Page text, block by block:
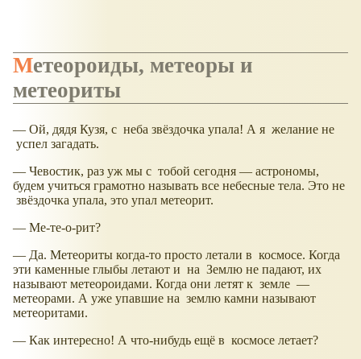
Метеороиды, метеоры и
метеориты
— Ой, дядя Кузя, с неба звёздочка упала! А я желание не
успел загадать.
— Чевостик, раз уж мы с тобой сегодня — астрономы,
будем учиться грамотно называть все небесные тела. Это не
звёздочка упала, это упал метеорит.
— Ме-те-о-рит?
— Да. Метеориты когда-то просто летали в космосе. Когда
эти каменные глыбы летают и на Землю не падают, их
называют метеороидами. Когда они летят к земле —
метеорами. А уже упавшие на землю камни называют
метеоритами.
— Как интересно! А что-нибудь ещё в космосе летает?